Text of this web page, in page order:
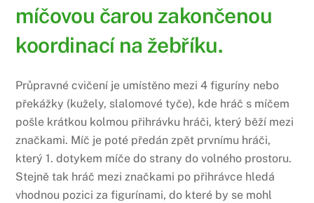
míčovou čarou zakončenou
koordinací na žebříku.
Průpravné cvičení je umístěno mezi 4 figuríny nebo
překážky (kužely, slalomové tyče), kde hráč s míčem
pošle krátkou kolmou přihrávku hráči, který běží mezi
značkami. Míč je poté předán zpět prvnímu hráči,
který 1. dotykem míče do strany do volného prostoru.
Stejně tak hráč mezi značkami po přihrávce hledá
vhodnou pozici za figurínami, do které by se mohl